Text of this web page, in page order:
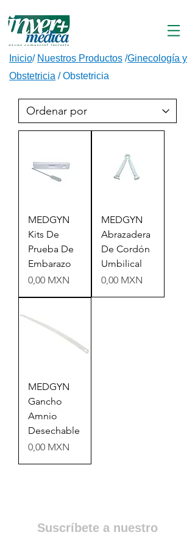
Inicio/ Nuestros Productos /Ginecología y
Obstetricia / Obstetricia
MEDGYN
Kits De
Prueba De
Embarazo
Precio
0,00 MXN
MEDGYN
Abrazadera
De Cordón
Umbilical
Precio
0,00 MXN
MEDGYN
Gancho
Amnio
Desechable
Precio
0,00 MXN
Suscríbete a nuestro